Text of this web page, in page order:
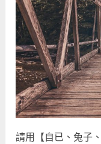
請用【自已、兔子